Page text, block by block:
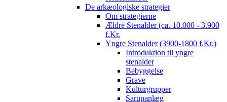
De arkæologiske strategier
Om strategierne
Ældre Stenalder (ca. 10.000 - 3.900
f.Kr.
Yngre Stenalder (3900-1800 f.Kr.)
Introduktion til yngre
stenalder
Bebyggelse
Grave
Kulturgrupper
Sarupanlæg